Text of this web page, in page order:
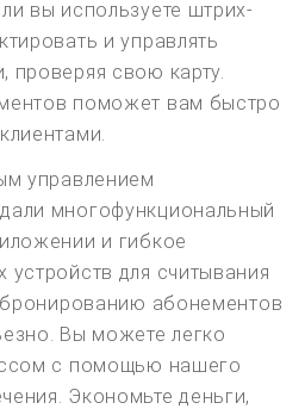
вы используете штрих-
и управлять
проверяя свою карту.
поможет вам быстро
управлением
многофункциональный
и гибкое
устройств для считывания
абонементов
Вы можете легко
с помощью нашего
Экономьте деньги,